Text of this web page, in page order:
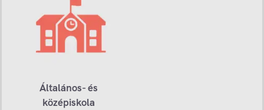
Általános- és
középiskola